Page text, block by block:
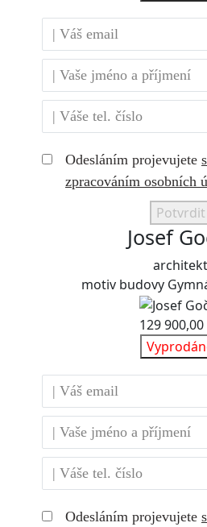
Odesláním projevujete
zpracováním osobních
Potvrdit
Josef
architekt
motiv budovy
129 900,00
Odesláním projevujete